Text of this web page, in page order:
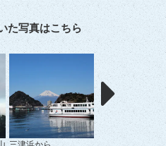
た写真はこちら